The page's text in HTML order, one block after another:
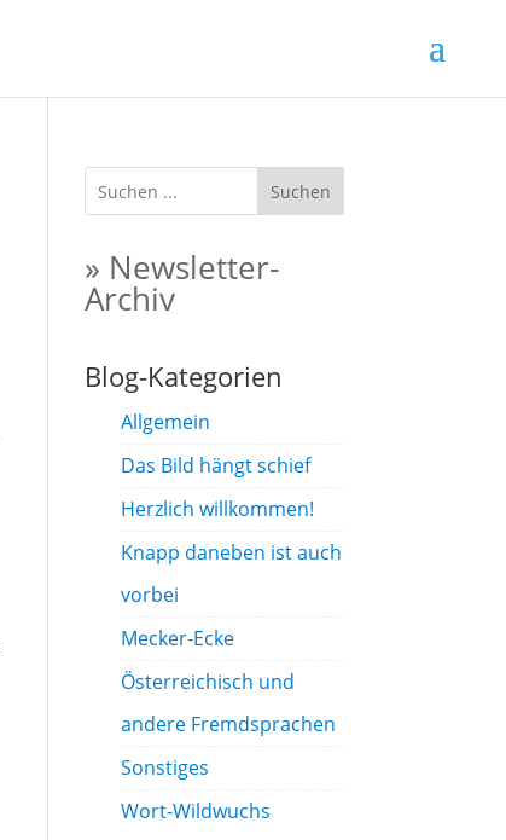
Suchen
» Newsletter-
Archiv
Blog-Kategorien
Allgemein
Das Bild hängt schief
Herzlich willkommen!
Knapp daneben ist auch
vorbei
Mecker-Ecke
Österreichisch und
andere Fremdsprachen
Sonstiges
Wort-Wildwuchs